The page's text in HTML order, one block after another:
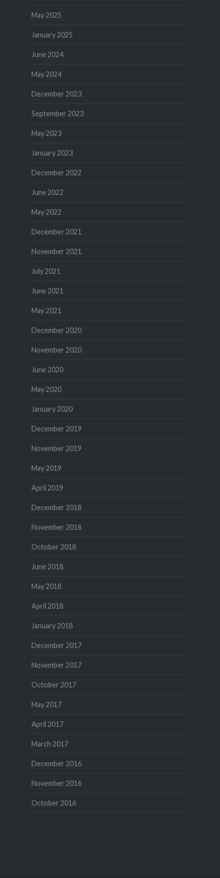
May 2025
January 2025
June 2024
May 2024
December 2023
September 2023
May 2023
January 2023
December 2022
June 2022
May 2022
December 2021
November 2021
July 2021
June 2021
May 2021
December 2020
November 2020
June 2020
May 2020
January 2020
December 2019
November 2019
May 2019
April 2019
December 2018
November 2018
October 2018
June 2018
May 2018
April 2018
January 2018
December 2017
November 2017
October 2017
May 2017
April 2017
March 2017
December 2016
November 2016
October 2016